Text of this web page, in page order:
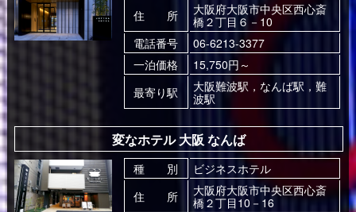
住 所
大阪府大阪市中央区西心斎
橋２丁目６－10
電話番号
06-6213-3377
一泊価格
15,750円～
最寄り駅
大阪難波駅，なんば駅，難
波駅
変なホテル 大阪 なんば
種 別
ビジネスホテル
住 所
大阪府大阪市中央区西心斎
橋２丁目10－16